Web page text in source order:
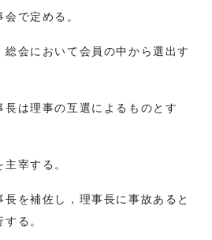
で定める。
会において会員の中から選出す
は理事の互選によるものとす
宰する。
を補佐し，理事長に事故あると
る。